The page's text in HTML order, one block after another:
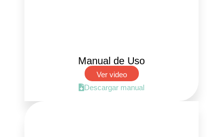
Manual de Uso
Ver video
Descargar manual